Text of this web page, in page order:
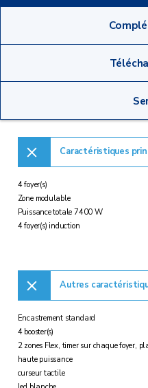
Caractéristiques
4 foyer(s)
Zone modulable
Puissance totale 7400 W
4 foyer(s) induction
Autres
Encastrement standard
4 booster(s)
2 zones Flex, timer sur chaque foyer,
haute puissance
curseur tactile